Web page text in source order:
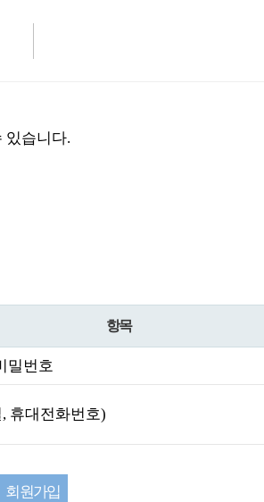
있습니다.
항목
밀번호
휴대전화번호)